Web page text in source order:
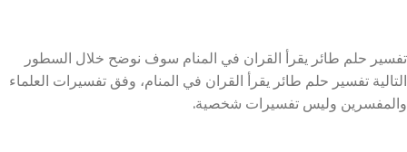
تفسير حلم طائر يقرأ القران في المنام سوف نوضح خلال السطور
التالية تفسير حلم طائر يقرأ القران في المنام، وفق تفسيرات العلماء
والمفسرين وليس تفسيرات شخصية.